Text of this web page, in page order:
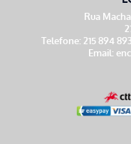
Rua
Telefone: 215 894
Email: